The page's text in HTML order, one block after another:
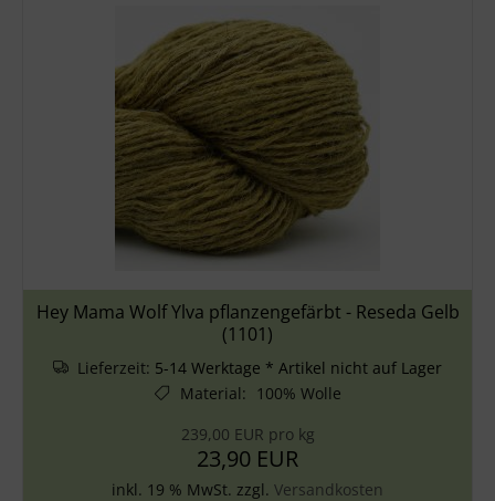
Hey Mama Wolf Ylva pflanzengefärbt - Reseda Gelb
(1101)
Lieferzeit: 5-14 Werktage * Artikel nicht auf Lager
Material: 100% Wolle
239,00 EUR pro kg
23,90 EUR
inkl. 19 % MwSt. zzgl. Versandkosten